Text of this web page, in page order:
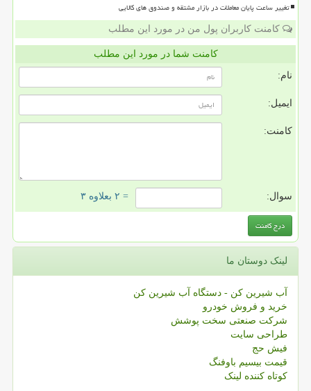
تغییر ساعت پایان معاملات در بازار مشتقه و صندوق های کالایی
کامنت کاربران پول من در مورد این مطلب
کامنت شما در مورد این مطلب
نام:
ایمیل:
کامنت:
سوال: = ۲ بعلاوه ۳
لینک دوستان ما
آب شیرین کن - دستگاه آب شیرین کن
خرید و فروش خودرو
شرکت صنعتی سخت پوشش
طراحی سایت
فیش حج
قیمت بیسیم باوفنگ
کوتاه کننده لینک